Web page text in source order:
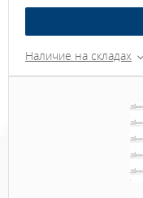
Наличие на складах